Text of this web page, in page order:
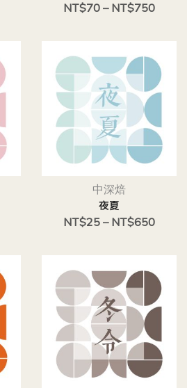
NT$70 – NT$750
中深焙
夜夏
NT$25 – NT$650